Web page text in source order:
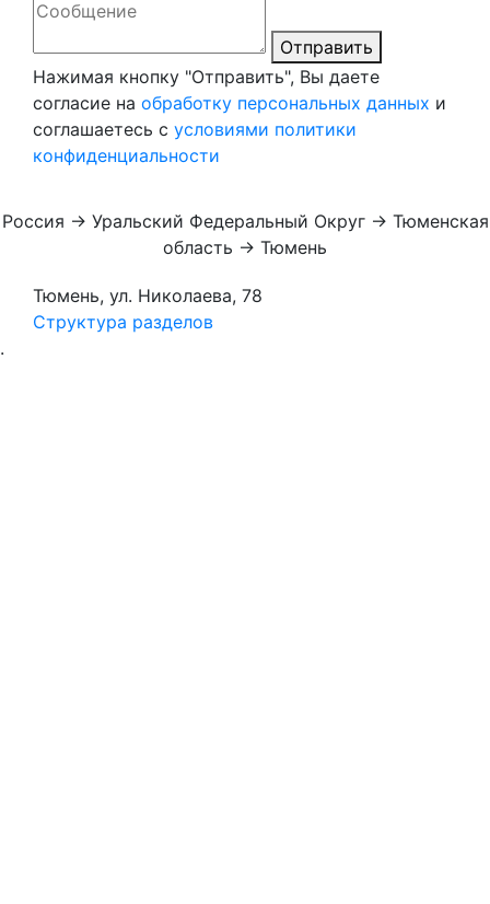
Отправить
Нажимая кнопку "Отправить", Вы даете
согласие на обработку персональных данных и
соглашаетесь с условиями политики
конфиденциальности
Россия → Уральский Федеральный Округ → Тюменская
область → Тюмень
Тюмень, ул. Николаева, 78
Структура разделов
.